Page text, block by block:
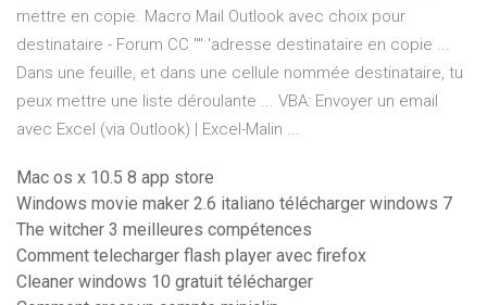
mettre en copie. Macro Mail Outlook avec choix pour
destinataire - Forum CC "" 'adresse destinataire en copie ...
Dans une feuille, et dans une cellule nommée destinataire, tu
peux mettre une liste déroulante ... VBA: Envoyer un email
avec Excel (via Outlook) | Excel-Malin ...
Mac os x 10.5 8 app store
Windows movie maker 2.6 italiano télécharger windows 7
The witcher 3 meilleures compétences
Comment telecharger flash player avec firefox
Cleaner windows 10 gratuit télécharger